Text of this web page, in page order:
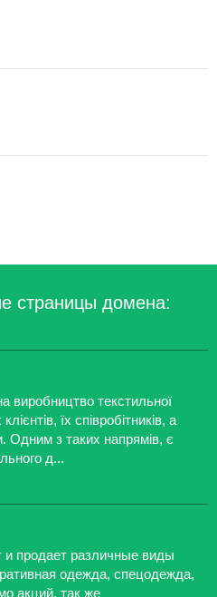
страницы домена:
виробництво текстильної
їх співробітників, а
Одним з таких напрямів, є
д...
и продает различные виды
одежда, спецодежда,
акций, так же